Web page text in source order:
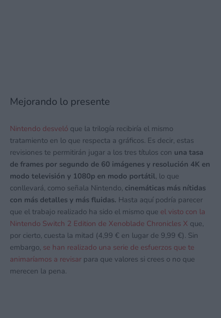
Mejorando lo presente
Nintendo desveló que la trilogía recibiría el mismo
tratamiento en lo que respecta a gráficos. Es decir, estas
revisiones te permitirán jugar a los tres títulos con una tasa
de frames por segundo de 60 imágenes y resolución 4K en
modo televisión y 1080p en modo portátil, lo que
conllevará, como señala Nintendo, cinemáticas más nítidas
con más detalles y más fluidas. Hasta aquí podría parecer
que el trabajo realizado ha sido el mismo que el visto con la
Nintendo Switch 2 Edition de Xenoblade Chronicles X que,
por cierto, cuesta la mitad (4,99 € en lugar de 9,99 €). Sin
embargo, se han realizado una serie de esfuerzos que te
animaríamos a revisar para que valores si crees o no que
merecen la pena.